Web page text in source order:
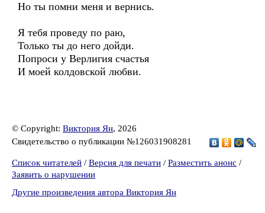
Но ты помни меня и вернись.
Я тебя проведу по раю,
Только ты до него дойди.
Попроси у Верлигия счастья
И моей колдовской любви.
© Copyright: Виктория Ян, 2026
Свидетельство о публикации №126031908281
Список читателей / Версия для печати / Разместить анонс /
Заявить о нарушении
Другие произведения автора Виктория Ян